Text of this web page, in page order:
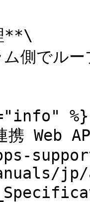
**\
%}
携 Web